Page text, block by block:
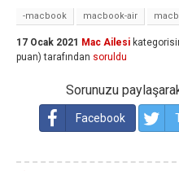
-macbook macbook-air
17 Ocak 2021 Mac Ailesi
puan) tarafından soruldu
Sorunuzu
Facebook